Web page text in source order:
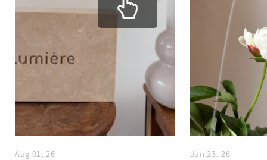
Aug 01, 26 Jun 23, 26